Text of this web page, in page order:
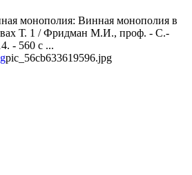
монополия: Винная монополия в
Т. 1 / Фридман М.И., проф. - С.-
- 560 c ...
pic_56cb633619596.jpg